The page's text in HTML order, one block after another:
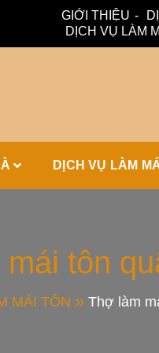
GIỚI THIỆU
DỊCH VỤ LÀM
DỊCH VỤ LÀM
tôn
MÁI TÔN Thợ làm